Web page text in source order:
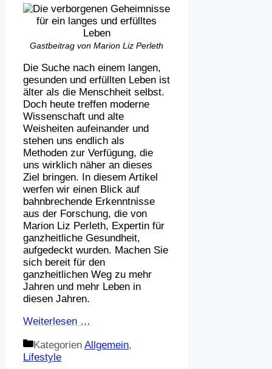
Gastbeitrag von Marion Liz Perleth
Die Suche nach einem langen,
gesunden und erfüllten Leben ist
älter als die Menschheit selbst.
Doch heute treffen moderne
Wissenschaft und alte
Weisheiten aufeinander und
stehen uns endlich als
Methoden zur Verfügung, die
uns wirklich näher an dieses
Ziel bringen. In diesem Artikel
werfen wir einen Blick auf
bahnbrechende Erkenntnisse
aus der Forschung, die von
Marion Liz Perleth, Expertin für
ganzheitliche Gesundheit,
aufgedeckt wurden. Machen Sie
sich bereit für den
ganzheitlichen Weg zu mehr
Jahren und mehr Leben in
diesen Jahren.
Weiterlesen …
Kategorien Allgemein,
Lifestyle